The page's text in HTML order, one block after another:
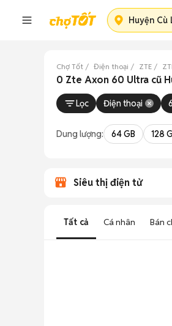
Huyện Cù
Chợ Tốt Điện thoại ZTE
0 Zte Axon 60 Ultra cũ
Lọc Điện thoại
Dung lượng: 64 GB 128
Siêu thị điện tử
Tất cả Cá nhân Bán